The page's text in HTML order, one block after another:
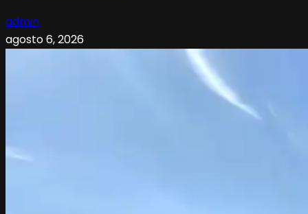
admin
agosto 6, 2026